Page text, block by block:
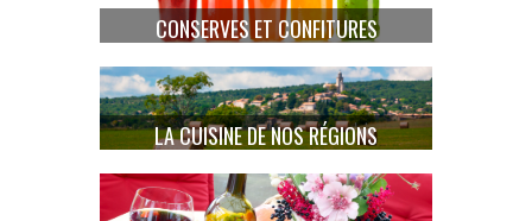
CONSERVES ET CONFITURES
LA CUISINE DE NOS RÉGIONS